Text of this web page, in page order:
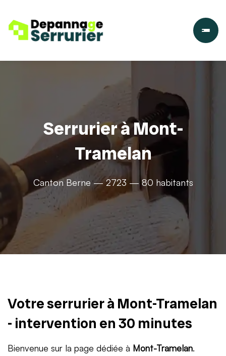
Serrurier à Mont-
Tramelan
Canton Berne — 2723 — 80 habitants
Votre serrurier à Mont-Tramelan
- intervention en 30 minutes
Bienvenue sur la page dédiée à Mont-Tramelan.